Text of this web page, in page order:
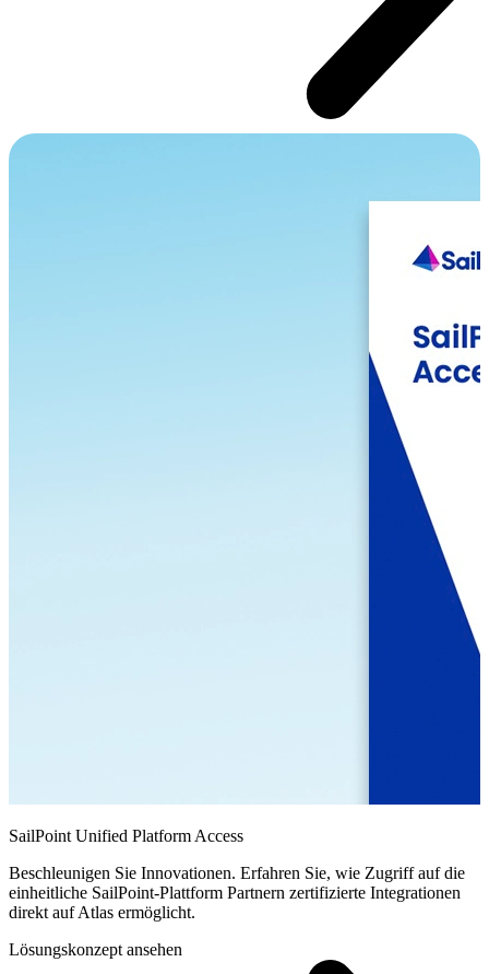
SailPoint Unified Platform Access
Beschleunigen Sie Innovationen. Erfahren Sie, wie Zugriff auf die
einheitliche SailPoint-Plattform Partnern zertifizierte Integrationen
direkt auf Atlas ermöglicht.
Lösungskonzept ansehen